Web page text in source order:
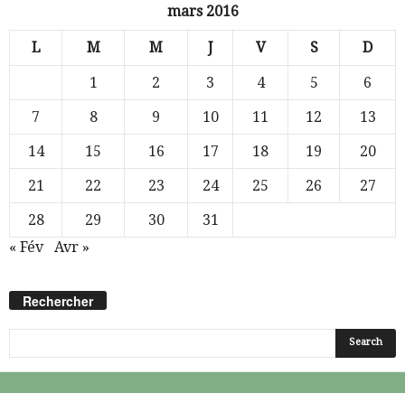
mars 2016
L M M J V S D
1 2 3 4 5
6
7
8 9 10 11 12
13
14
15 16 17 18 19
20
21
22 23 24 25 26
27
28
29 30
31
« Fév
Avr »
Rechercher